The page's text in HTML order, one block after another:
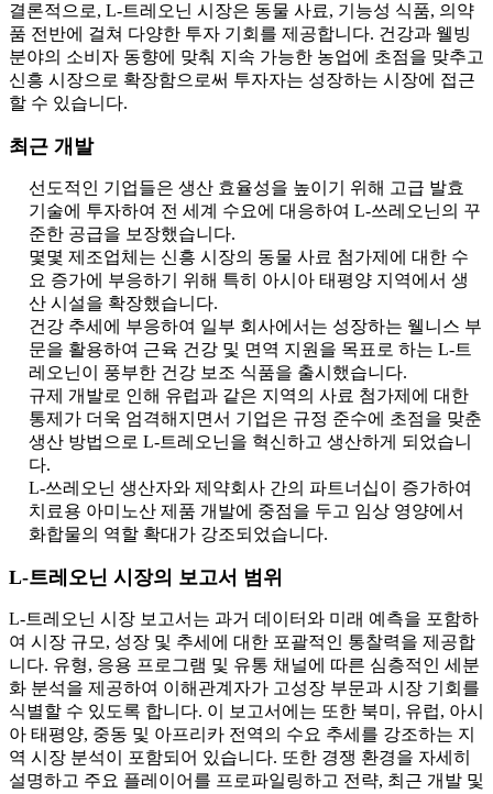
결론적으로, L-트레오닌 시장은 동물 사료, 기능성 식품, 의약
품 전반에 걸쳐 다양한 투자 기회를 제공합니다. 건강과 웰빙
분야의 소비자 동향에 맞춰 지속 가능한 농업에 초점을 맞추고
신흥 시장으로 확장함으로써 투자자는 성장하는 시장에 접근
할 수 있습니다.
최근 개발
선도적인 기업들은 생산 효율성을 높이기 위해 고급 발효
기술에 투자하여 전 세계 수요에 대응하여 L-쓰레오닌의 꾸
준한 공급을 보장했습니다.
몇몇 제조업체는 신흥 시장의 동물 사료 첨가제에 대한 수
요 증가에 부응하기 위해 특히 아시아 태평양 지역에서 생
산 시설을 확장했습니다.
건강 추세에 부응하여 일부 회사에서는 성장하는 웰니스 부
문을 활용하여 근육 건강 및 면역 지원을 목표로 하는 L-트
레오닌이 풍부한 건강 보조 식품을 출시했습니다.
규제 개발로 인해 유럽과 같은 지역의 사료 첨가제에 대한
통제가 더욱 엄격해지면서 기업은 규정 준수에 초점을 맞춘
생산 방법으로 L-트레오닌을 혁신하고 생산하게 되었습니
다.
L-쓰레오닌 생산자와 제약회사 간의 파트너십이 증가하여
치료용 아미노산 제품 개발에 중점을 두고 임상 영양에서
화합물의 역할 확대가 강조되었습니다.
L-트레오닌 시장의 보고서 범위
L-트레오닌 시장 보고서는 과거 데이터와 미래 예측을 포함하
여 시장 규모, 성장 및 추세에 대한 포괄적인 통찰력을 제공합
니다. 유형, 응용 프로그램 및 유통 채널에 따른 심층적인 세분
화 분석을 제공하여 이해관계자가 고성장 부문과 시장 기회를
식별할 수 있도록 합니다. 이 보고서에는 또한 북미, 유럽, 아시
아 태평양, 중동 및 아프리카 전역의 수요 추세를 강조하는 지
역 시장 분석이 포함되어 있습니다. 또한 경쟁 환경을 자세히
설명하고 주요 플레이어를 프로파일링하고 전략, 최근 개발 및